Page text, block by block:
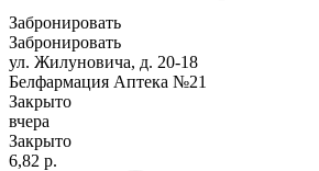
Забронировать
Забронировать
ул. Жилуновича, д. 20-18
Белфармация Аптека №21
Закрыто
вчера
Закрыто
6,82 р.